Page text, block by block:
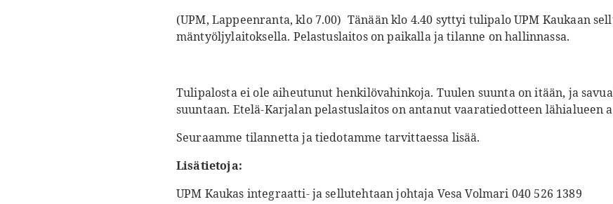
(UPM, Lappeenranta, klo 7.00) Tänään klo 4.40 syttyi tulipalo UPM Kaukaan
mäntyöljylaitoksella. Pelastuslaitos on paikalla ja tilanne on hallinnassa.
Tulipalosta ei ole aiheutunut henkilövahinkoja. Tuulen suunta on itään, ja
suuntaan. Etelä-Karjalan pelastuslaitos on antanut vaaratiedotteen lähialueen
Seuraamme tilannetta ja tiedotamme tarvittaessa lisää.
Lisätietoja:
UPM Kaukas integraatti- ja sellutehtaan johtaja Vesa Volmari 040 526 1389